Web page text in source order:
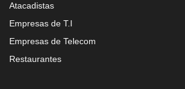
Atacadistas
Empresas de T.I
Empresas de Telecom
Restaurantes